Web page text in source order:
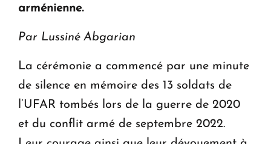
arménienne.
Par Lussiné Abgarian
La cérémonie a commencé par une minute
de silence en mémoire des 13 soldats de
l’UFAR tombés lors de la guerre de 2020
et du conflit armé de septembre 2022.